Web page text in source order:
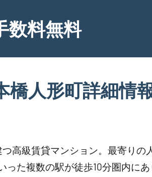
数料無料
橋人形町詳細情
高級賃貸マンション。最寄りの
った複数の駅が徒歩10分圏内に